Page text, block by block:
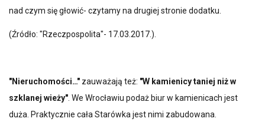
nad czym się głowić- czytamy na drugiej stronie dodatku.
(Źródło: "Rzeczpospolita"- 17.03.2017.).
"Nieruchomości…" zauważają też: "W kamienicy taniej niż w
szklanej wieży" . We Wrocławiu podaż biur w kamienicach jest
duża. Praktycznie cała Starówka jest nimi zabudowana.